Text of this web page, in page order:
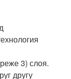
3) слоя.
другу